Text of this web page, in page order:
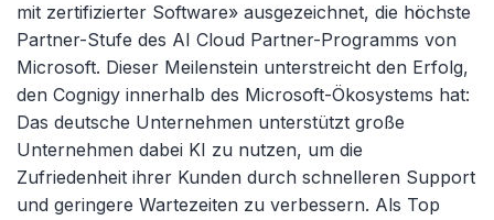
mit zertifizierter Software» ausgezeichnet, die höchste
Partner-Stufe des AI Cloud Partner-Programms von
Microsoft. Dieser Meilenstein unterstreicht den Erfolg,
den Cognigy innerhalb des Microsoft-Ökosystems hat:
Das deutsche Unternehmen unterstützt große
Unternehmen dabei KI zu nutzen, um die
Zufriedenheit ihrer Kunden durch schnelleren Support
und geringere Wartezeiten zu verbessern. Als Top